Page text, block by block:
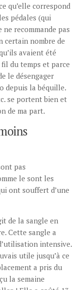
qu’elle correspond
pédales (qui
ne recommande pas
certain nombre de
avaient été
du temps et parce
le désengager
depuis la béquille.
se portent bien et
de ma part.
pas
le sont les
ont souffert d’une
de la sangle en
Cette sangle a
intensive.
utile jusqu’à ce
a pris du
la semaine